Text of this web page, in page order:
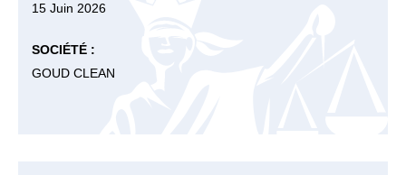
15 Juin 2026
SOCIÉTÉ :
GOUD CLEAN